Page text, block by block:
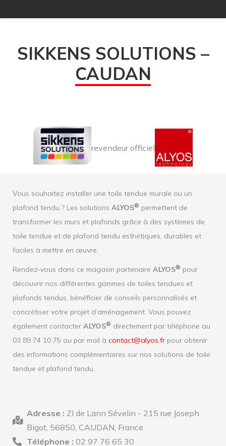
SIKKENS SOLUTIONS –
CAUDAN
revendeur officiel
Vous souhaitez installer une toile tendue murale ou un
plafond tendu ? Les solutions ALYOS® permettent de
transformer les murs et plafonds grâce à des systèmes de
toile tendue et de plafond tendu esthétiques, durables et
faciles à mettre en œuvre.
Rendez-vous dans ce magasin partenaire ALYOS® pour
découvrir nos différentes gammes de toiles tendues et
plafonds tendus, bénéficier de conseils personnalisés et
concrétiser votre projet d’aménagement. Vous pouvez
également contacter ALYOS® directement par téléphone au
03 89 74 10 75 ou par mail à contact@alyos.fr pour obtenir
des informations complémentaires sur nos solutions de toile
tendue et plafond tendu.
Adresse : ZI de Lann Sévelin - 215 rue Joseph
Bigot, 56850, CAUDAN, France
Téléphone : 02 97 76 65 30